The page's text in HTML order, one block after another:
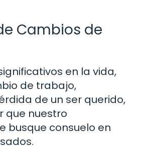
Cambios de
en la vida,
de trabajo,
de un ser querido,
que nuestro
busque consuelo en